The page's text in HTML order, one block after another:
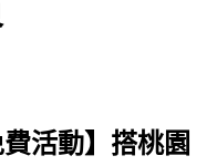
活動】搭桃園